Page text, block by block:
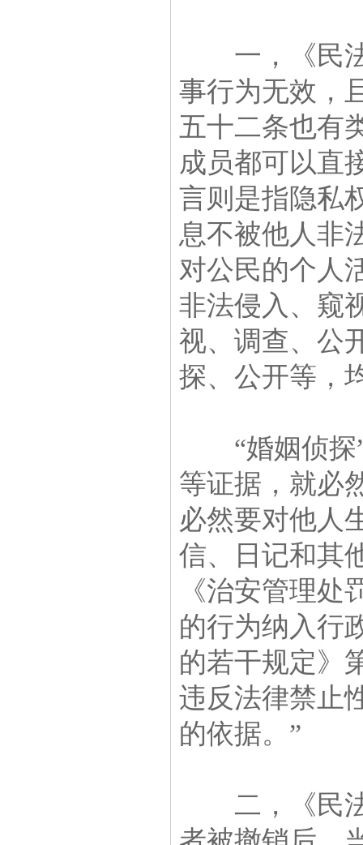
一，《民法
事行为无效，
五十二条也有
成员都可以直
言则是指隐私
息不被他人非
对公民的个人
非法侵入、窥
视、调查、公
探、公开等，
“婚姻侦探”
等证据，就必
必然要对他人
信、日记和其
《治安管理
的行为纳入行
的若干规定》
违反法律禁止
的依据。”
二，《民法